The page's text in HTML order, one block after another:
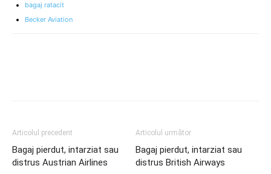
bagaj ratacit
Becker Aviation
Articolul precedent
Bagaj pierdut, intarziat sau
distrus Austrian Airlines
Articolul următor
Bagaj pierdut, intarziat sau
distrus British Airways